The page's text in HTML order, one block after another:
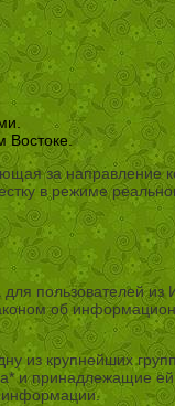
Востоке.
за направление
в режиме
пользователей
об
из крупнейших
и принадлежащие
информации.